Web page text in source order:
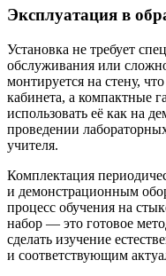
Эксплуатация в
Установка не требует
обслуживания или
монтируется на стену,
кабинета, а компактные
использовать её как на
проведении
учителя.
Комплектация
и демонстрационным
процесс обучения на
набор — это готовое
сделать изучение
и соответствующим